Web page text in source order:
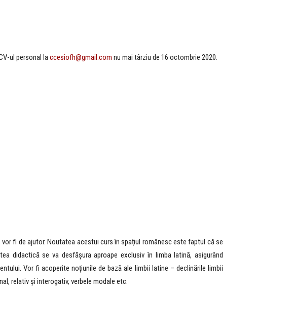
ul personal laccesiofh@gmail.com nu mai târziu de 16 octombrie 2020.
fi de ajutor. Noutatea acestui curs în spațiul românesc este faptul că se
didactică se va desfășura aproape exclusiv în limba latină, asigurând
Vor fi acoperite noțiunile de bază ale limbii latine – declinările limbii
relativ și interogativ, verbele modale etc.